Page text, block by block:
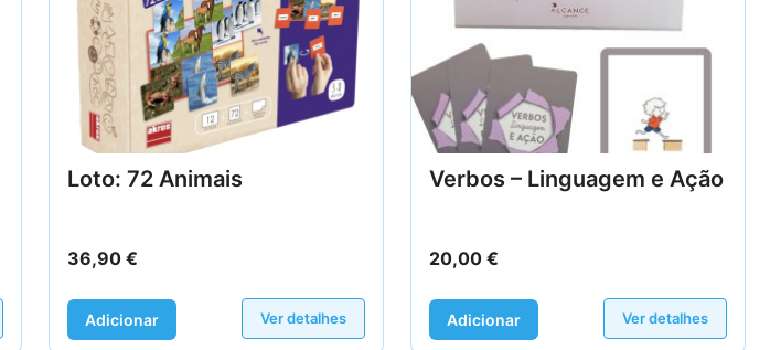
Loto: 72 Animais
36,90 €
Adicionar Ver detalhes
Verbos – Linguagem e Ação
20,00 €
Adicionar Ver detalhes